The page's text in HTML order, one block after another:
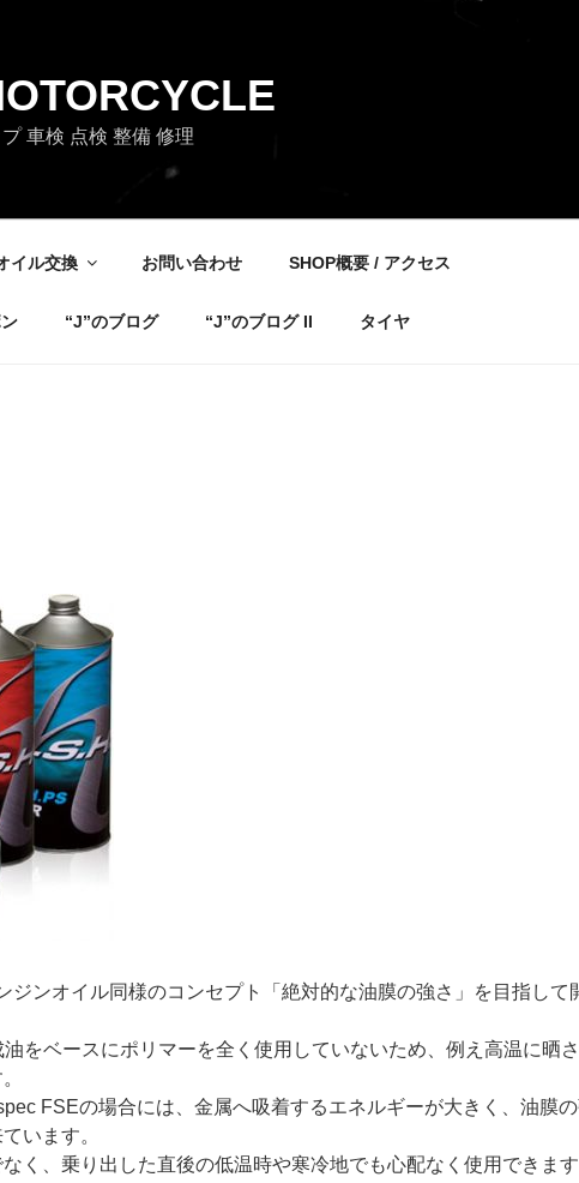
車検 点検 整備 修理
イル交換 お問い合わせ SHOP概要 / アクセス
“J”のブログ “J”のブログ II タイヤ
ジンオイル同様のコンセプト「絶対的な油膜の強さ」を目指して
をベースにポリマーを全く使用していないため、例え高温に晒
FSEの場合には、金属へ吸着するエネルギーが大きく、油膜
います。
く、乗り出した直後の低温時や寒冷地でも心配なく使用できます